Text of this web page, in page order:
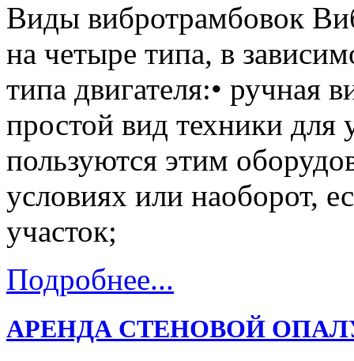
Виды вибротрамбовок
на четыре типа, в
типа двигателя:• ручная
простой вид техники для
пользуются этим
условиях или наоборот,
участок;
Подробнее...
АРЕНДА СТЕНОВОЙ